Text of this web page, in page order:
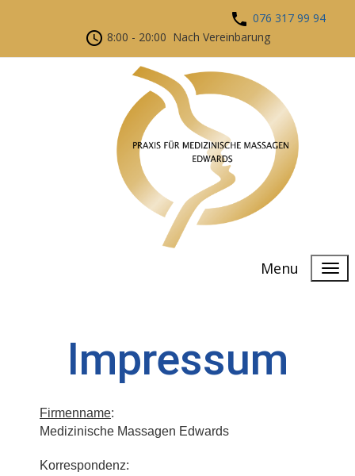
076 317 99 94
8:00 - 20:00 Nach Vereinbarung
Menu
Impressum
Firmenname:
Medizinische Massagen Edwards
Korrespondenz: